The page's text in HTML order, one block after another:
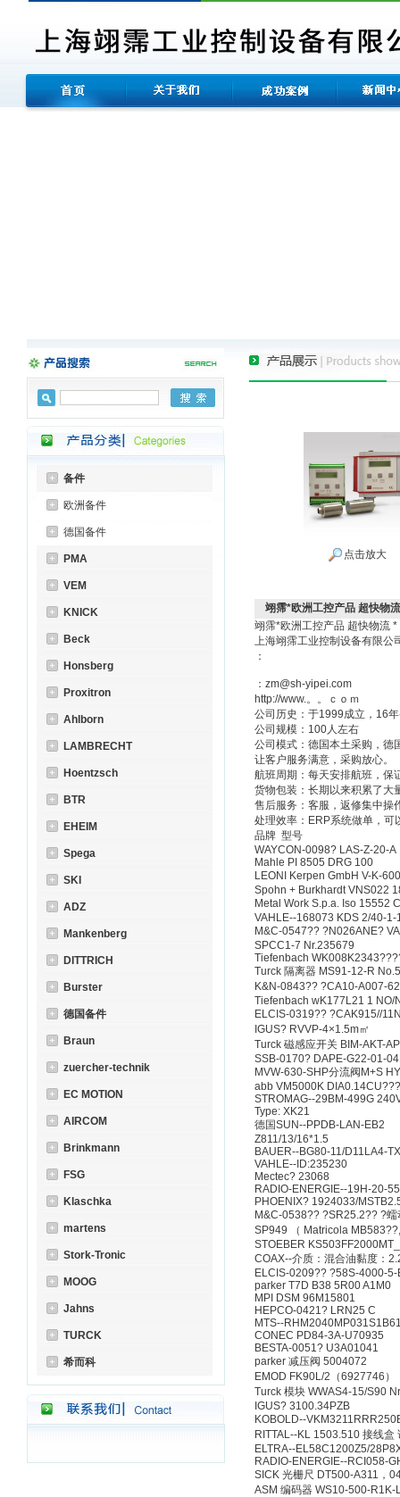
备件
欧洲备件
德国备件
PMA
VEM
KNICK
Beck
Honsberg
Proxitron
Ahlborn
LAMBRECHT
Hoentzsch
BTR
EHEIM
Spega
SKI
ADZ
Mankenberg
DITTRICH
Burster
德国备件
Braun
zuercher-technik
EC MOTION
AIRCOM
Brinkmann
FSG
Klaschka
martens
Stork-Tronic
MOOG
Jahns
TURCK
希而科
点击放大
翊霈*欧洲工控产品 超快物
翊霈*欧洲工控产品 超快物
上海翊霈工业控制设备有限
：
：zm@sh-yipei.com
http://www.。。ｃｏｍ
公司历史：于1999成立，16
公司规模：100人左右
公司模式：德国本土采购，德
让客户服务满意，采购放心。
航班周期：每天安排航班，保
货物包装：长期以来积累了大
售后服务：客服，返修集中操
处理效率：ERP系统做单，可
品牌 型号
WAYCON-0098? LAS-Z-20-A
Mahle PI 8505 DRG 100
LEONI Kerpen GmbH V-K-
Spohn + Burkhardt VNS022
Metal Work S.p.a. Iso 15552
VAHLE--168073 KDS 2/40-1-
M&C-0547?? ?N026ANE?
SPCC1-7 Nr.235679
Tiefenbach
Turck 隔离器 MS91-12-R
K&N-0843?? ?CA10-A007-
Tiefenbach wK177L21 1 NO/
ELCIS-0319?? ?CAK915//
IGUS? RVVP-4×1.5m㎡
Turck 磁感应开关 BIM-AKT-
SSB-0170? DAPE-G22-01-
MVW-630-SHP分流阀M+S
abb VM5000K
STROMAG--29BM-499G
Type: XK21
德国SUN--PPDB-LAN-EB2
Z811/13/16*1.5
BAUER--BG80-11/D11LA4-
VAHLE--ID:235230
Mectec? 23068
RADIO-ENERGIE--19H-20-
PHOENIX? 1924033/
M&C-0538?? ?SR25.2?? ?蠕
SP949 （ Matricola
STOEBER
COAX--介质：混合油黏度：
ELCIS-0209?? ?58S-4000-
parker T7D B38 5R00 A1M0
MPI DSM 96M15801
HEPCO-0421? LRN25 C
MTS--
CONEC PD84-3A-U70935
BESTA-0051? U3A01041
parker 减压阀 5004072
EMOD FK90L/2（6927746）
Turck 模块 WWAS4-15/S90
IGUS? 3100.34PZB
KOBOLD--
RITTAL--KL 1503.510 接线盒
ELTRA--EL58C1200Z5/
RADIO-ENERGIE--RCI058-
SICK 光栅尺 DT500-A311，
ASM 编码器 WS10-500-